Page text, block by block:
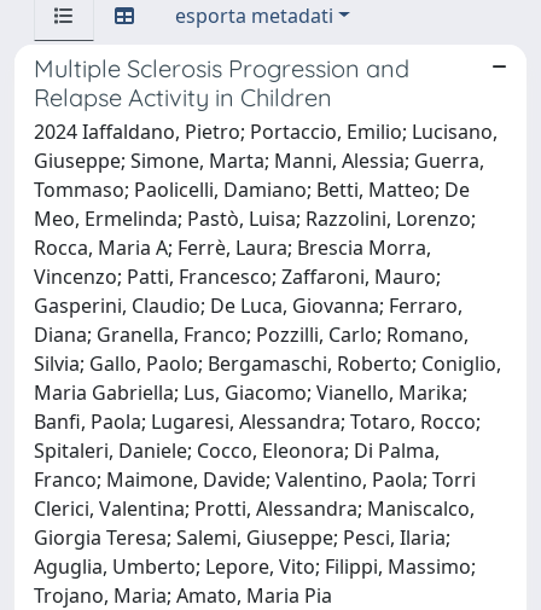
esporta metadati
Multiple Sclerosis Progression and
Relapse Activity in Children
2024 Iaffaldano, Pietro; Portaccio, Emilio; Lucisano,
Giuseppe; Simone, Marta; Manni, Alessia; Guerra,
Tommaso; Paolicelli, Damiano; Betti, Matteo; De
Meo, Ermelinda; Pastò, Luisa; Razzolini, Lorenzo;
Rocca, Maria A; Ferrè, Laura; Brescia Morra,
Vincenzo; Patti, Francesco; Zaffaroni, Mauro;
Gasperini, Claudio; De Luca, Giovanna; Ferraro,
Diana; Granella, Franco; Pozzilli, Carlo; Romano,
Silvia; Gallo, Paolo; Bergamaschi, Roberto; Coniglio,
Maria Gabriella; Lus, Giacomo; Vianello, Marika;
Banfi, Paola; Lugaresi, Alessandra; Totaro, Rocco;
Spitaleri, Daniele; Cocco, Eleonora; Di Palma,
Franco; Maimone, Davide; Valentino, Paola; Torri
Clerici, Valentina; Protti, Alessandra; Maniscalco,
Giorgia Teresa; Salemi, Giuseppe; Pesci, Ilaria;
Aguglia, Umberto; Lepore, Vito; Filippi, Massimo;
Trojano, Maria; Amato, Maria Pia